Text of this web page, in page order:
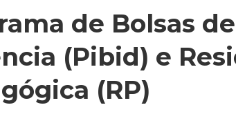
de Bolsas
(Pibid) e
(RP)